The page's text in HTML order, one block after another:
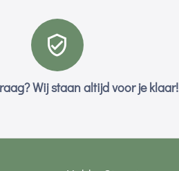
Wij staan altijd voor je klaar!